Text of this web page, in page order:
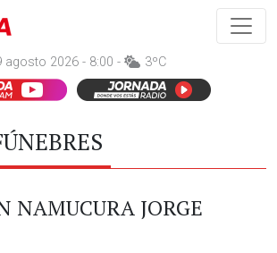
agosto 2026 - 8:00 - 3ºC
NAMUCURA JORGE